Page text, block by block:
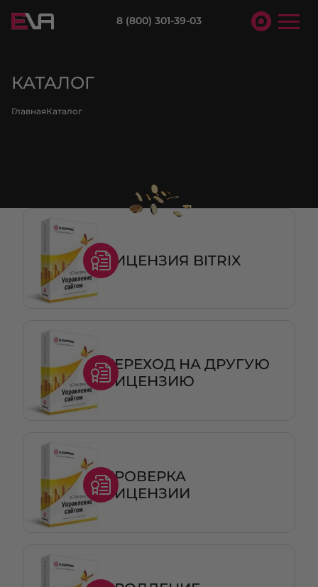
8 (800) 301-39-03
КАТАЛОГ
ГлавнаяКаталог
ЛИЦЕНЗИЯ BITRIX
ПЕРЕХОД НА ДРУГУЮ
ЛИЦЕНЗИЮ
ПРОВЕРКА
ЛИЦЕНЗИИ